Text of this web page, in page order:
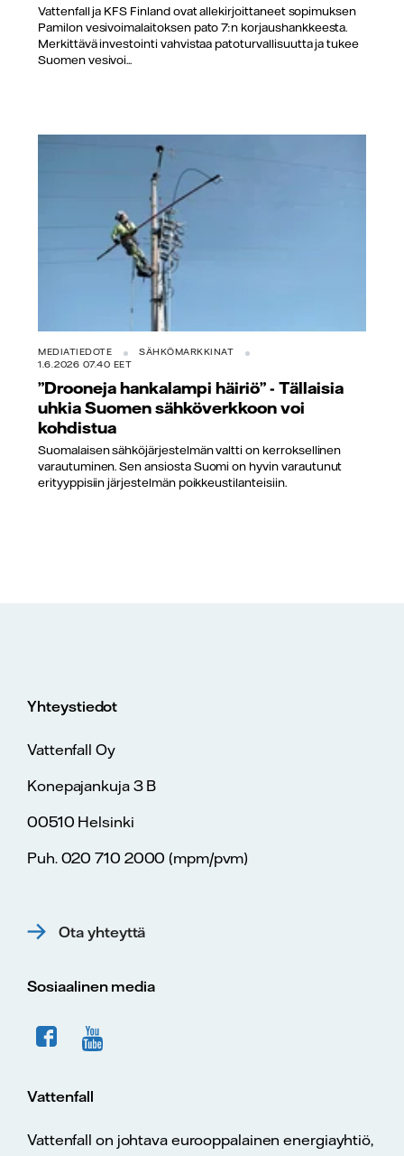
Vattenfall ja KFS Finland ovat allekirjoittaneet sopimuksen
Pamilon vesivoimalaitoksen pato 7:n korjaushankkeesta.
Merkittävä investointi vahvistaa patoturvallisuutta ja tukee
Suomen vesivoi...
MEDIATIEDOTE
SÄHKÖMARKKINAT
1.6.2026 07.40 EET
”Drooneja hankalampi häiriö” - Tällaisia
uhkia Suomen sähköverkkoon voi
kohdistua
Suomalaisen sähköjärjestelmän valtti on kerroksellinen
varautuminen. Sen ansiosta Suomi on hyvin varautunut
erityyppisiin järjestelmän poikkeustilanteisiin.
Yhteystiedot
Vattenfall Oy
Konepajankuja 3 B
00510 Helsinki
Puh. 020 710 2000 (mpm/pvm)
Ota yhteyttä
Sosiaalinen media
Vattenfall
Vattenfall on johtava eurooppalainen energiayhtiö,